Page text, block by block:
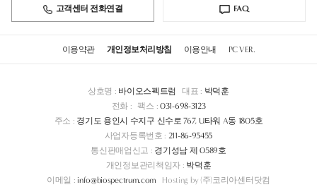
고객센터 전화연결 FAQ
이용약관 개인정보처리방침 이용안내 PC VER.
상호명 : 바이오스펙트럼 대표 : 박덕훈
전화 : 팩스 : 031-698-3123
주소 : 경기도 용인시 수지구 신수로 767, U타워 A동 1805호
사업자등록번호 : 211-86-95455
통신판매업신고 : 경기성남 제 0589호
개인정보관리책임자 : 박덕훈
이메일 : info@biospectrum.com Hosting by (주)코리아센터닷컴